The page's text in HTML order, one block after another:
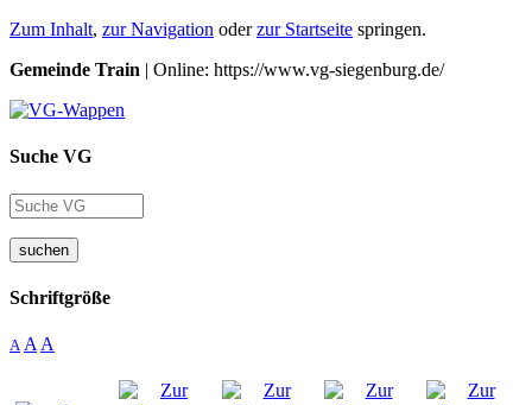
Zum Inhalt, zur Navigation oderzur Startseite springen.
Gemeinde Train | Online: https://www.vg-siegenburg.de/
Suche VG
suchen
Schriftgröße
A A A